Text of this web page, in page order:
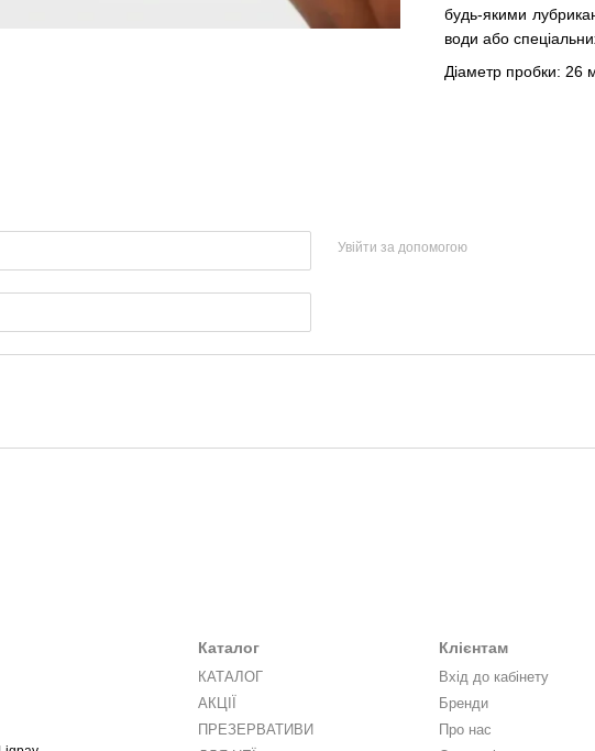
будь-якими
води або
Діаметр пробки: 26
Увійти за допомогою
Каталог
КАТАЛОГ
АКЦІЇ
ПРЕЗЕРВАТИВИ
Клієнтам
Вхід до кабінету
Бренди
Про нас